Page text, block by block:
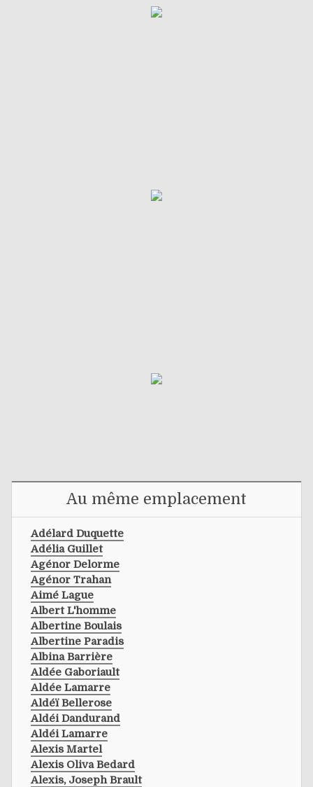
Au même emplacement
Adélard Duquette
Adélia Guillet
Agénor Delorme
Agénor Trahan
Aimé Lague
Albert L'homme
Albertine Boulais
Albertine Paradis
Albina Barrière
Aldée Gaboriault
Aldée Lamarre
Aldéï Bellerose
Aldéi Dandurand
Aldéi Lamarre
Alexis Martel
Alexis Oliva Bedard
Alexis, Joseph Brault